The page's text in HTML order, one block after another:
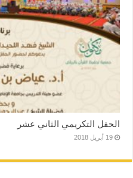
الحفل التكريمي الثاني عشر
19 أبريل 2018